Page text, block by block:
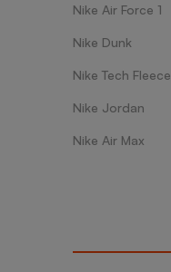
Nike Air Force 1
Nike Dunk
Nike Tech Fleece
Nike Jordan
Nike Air Max